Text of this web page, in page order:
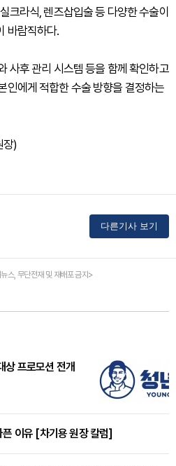
크라식, 렌즈삽입술 등 다양한 수술이
바람직하다.
사후 관리 시스템 등을 함께 확인하고
인에게 적합한 수술 방향을 결정하는
장)
다른기사 보기
스, 무단전재 및 재배포 금지>
상 프로모션 전개
이유 [차기용 원장 칼럼]